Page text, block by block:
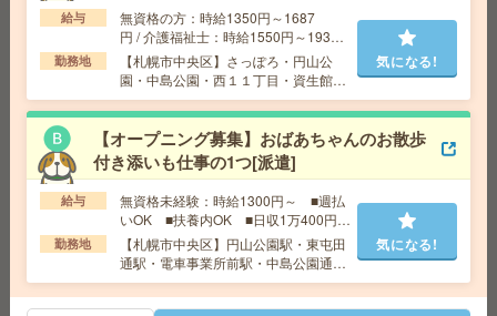
給 与 時給1600円 月収例 256,000円+残業代
全額支給
勤務地 西１８丁目駅徒歩8分
気になる!
【50代～60代活躍】経験を活かす落着いた職場*補助金支
援＊事務[派遣]
給 与 時給1300円＋交
交通費支給有
勤務地 札幌市営南北線 さっぽろ駅 徒歩10分/札幌市
営東西線 西11丁目駅 徒歩11分
気になる!
給与
無資格の方：時給1350円～1687
円 / 介護福祉士：時給1550円～1937
円 / 初任者以上：時給1450円～1812
円
勤務地
【札幌市中央区】さっぽろ・円山公
園・中島公園・西１１丁目・資生館小
学校前など勤務地多数！
気になる!
【オープニング募集】おばあちゃんのお散歩
付き添いも仕事の1つ[派遣]
給与
無資格未経験：時給1300円～ ■週払
いOK ■扶養内OK ■日収1万400円以
上
勤務地
【札幌市中央区】円山公園駅・東屯田
通駅・電車事業所前駅・中島公園通
駅・東本願寺前駅など勤務地多数！
気になる!